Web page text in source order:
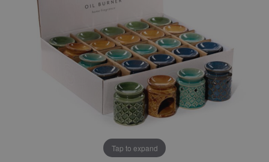
Tap to expand